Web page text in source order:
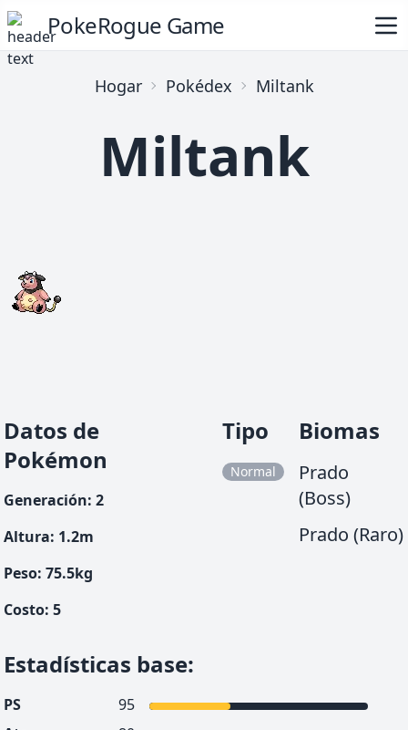
PokeRogue Game
Hogar Pokédex Miltank
Miltank
Datos de
Pokémon
Generación: 2
Altura: 1.2m
Peso: 75.5kg
Costo: 5
Tipo
Normal
Biomas
Prado
(Boss)
Prado (Raro)
Estadísticas base:
PS
95